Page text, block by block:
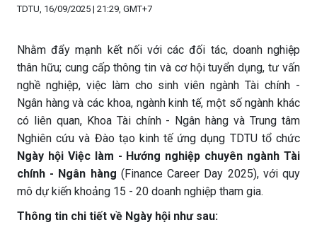
TDTU, 16/09/2025 | 21:29, GMT+7
Nhằm đẩy mạnh kết nối với các đối tác, doanh nghiệp
thân hữu; cung cấp thông tin và cơ hội tuyển dụng, tư vấn
nghề nghiệp, việc làm cho sinh viên ngành Tài chính -
Ngân hàng và các khoa, ngành kinh tế, một số ngành khác
có liên quan, Khoa Tài chính - Ngân hàng và Trung tâm
Nghiên cứu và Đào tạo kinh tế ứng dụng TDTU tổ chức
Ngày hội Việc làm - Hướng nghiệp chuyên ngành Tài
chính - Ngân hàng (Finance Career Day 2025), với quy
mô dự kiến khoảng 15 - 20 doanh nghiệp tham gia.
Thông tin chi tiết về Ngày hội như sau: